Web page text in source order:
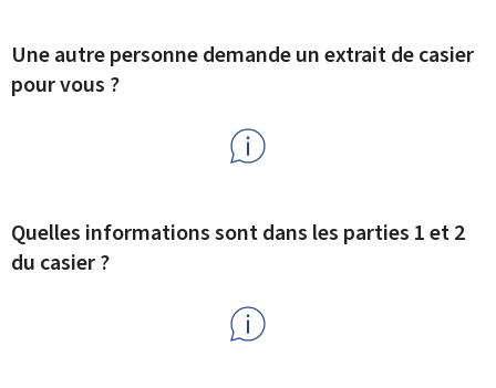
Une autre personne demande un extrait de casier
pour vous ?
Quelles informations sont dans les parties 1 et 2
du casier ?